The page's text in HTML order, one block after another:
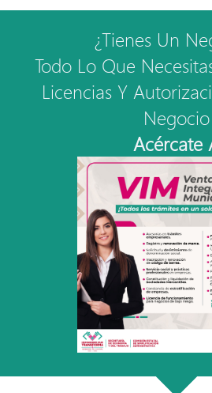
¿Tienes Un
Todo Lo Que
Licencias Y
Negocio
Acércate